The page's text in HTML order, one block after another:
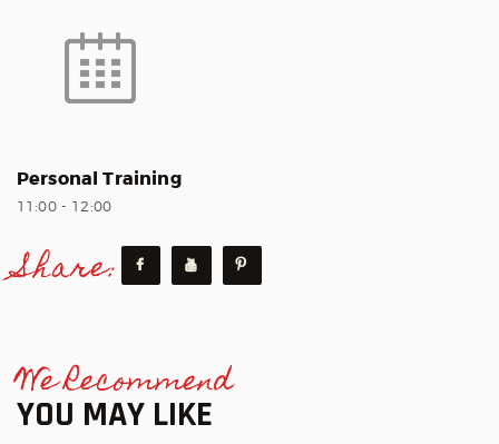
Personal Training
11:00- 12:00
Share:
We Recommend
YOU MAY LIKE